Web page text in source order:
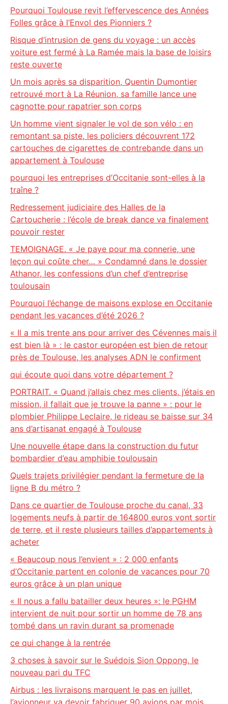
Pourquoi Toulouse revit l’effervescence des Années
Folles grâce à l’Envol des Pionniers ?
Risque d’intrusion de gens du voyage : un accès
voiture est fermé à La Ramée mais la base de loisirs
reste ouverte
Un mois après sa disparition, Quentin Dumontier
retrouvé mort à La Réunion, sa famille lance une
cagnotte pour rapatrier son corps
Un homme vient signaler le vol de son vélo : en
remontant sa piste, les policiers découvrent 172
cartouches de cigarettes de contrebande dans un
appartement à Toulouse
pourquoi les entreprises d’Occitanie sont-elles à la
traîne ?
Redressement judiciaire des Halles de la
Cartoucherie : l’école de break dance va finalement
pouvoir rester
TEMOIGNAGE. « Je paye pour ma connerie, une
leçon qui coûte cher… » Condamné dans le dossier
Athanor, les confessions d’un chef d’entreprise
toulousain
Pourquoi l’échange de maisons explose en Occitanie
pendant les vacances d’été 2026 ?
« Il a mis trente ans pour arriver des Cévennes mais il
est bien là » : le castor européen est bien de retour
près de Toulouse, les analyses ADN le confirment
qui écoute quoi dans votre département ?
PORTRAIT. « Quand j’allais chez mes clients, j’étais en
mission, il fallait que je trouve la panne » : pour le
plombier Philippe Leclaire, le rideau se baisse sur 34
ans d’artisanat engagé à Toulouse
Une nouvelle étape dans la construction du futur
bombardier d’eau amphibie toulousain
Quels trajets privilégier pendant la fermeture de la
ligne B du métro ?
Dans ce quartier de Toulouse proche du canal, 33
logements neufs à partir de 164800 euros vont sortir
de terre, et il reste plusieurs tailles d’appartements à
acheter
« Beaucoup nous l’envient » : 2 000 enfants
d’Occitanie partent en colonie de vacances pour 70
euros grâce à un plan unique
« Il nous a fallu batailler deux heures »: le PGHM
intervient de nuit pour sortir un homme de 78 ans
tombé dans un ravin durant sa promenade
ce qui change à la rentrée
3 choses à savoir sur le Suédois Sion Oppong, le
nouveau pari du TFC
Airbus : les livraisons marquent le pas en juillet,
l’avionneur va devoir fabriquer 90 avions par mois